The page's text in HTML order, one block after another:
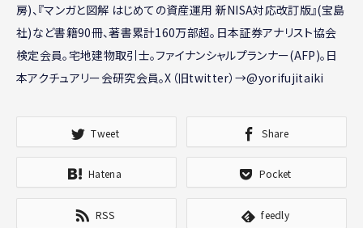
房)、『マンガと図解 はじめての資産運用 新NISA対応改訂版』(宝島
社)など書籍90冊、著書累計160万部超。日本証券アナリスト協会
検定会員。宅地建物取引士。ファイナンシャルプランナー(AFP)。日
本アクチュアリー会研究会員。X（旧twitter）→@yorifujitaiki
Tweet Share
Hatena Pocket
RSS feedly